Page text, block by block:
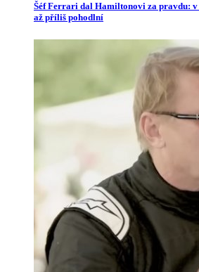
Šéf Ferrari dal Hamiltonovi za pravdu:
až příliš pohodlní